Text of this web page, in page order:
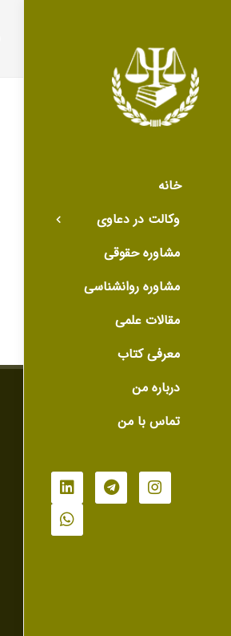
خانه
وکالت در دعاوی
مشاوره حقوقی
مشاوره روانشناسی
مقالات علمی
معرفی کتاب
درباره من
تماس با من